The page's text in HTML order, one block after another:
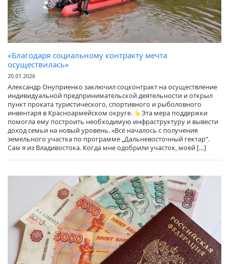
«Благодаря социальному контракту мечта
осуществилась»
20.01.2026
Александр Онуприенко заключил соцконтракт на осуществление
индивидуальной предпринимательской деятельности и открыл
пункт проката туристического, спортивного и рыболовного
инвентаря в Красноармейском округе.
Эта мера поддержки
помогла ему построить необходимую инфраструктуру и вывести
доход семьи на новый уровень. «Всё началось с получения
земельного участка по программе „Дальневосточный гектар“.
Сам я из Владивостока. Когда мне одобрили участок, моей […]